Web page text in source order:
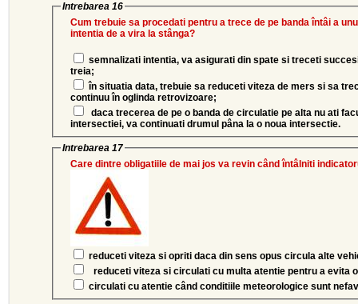
Intrebarea 16
Cum trebuie sa procedati pentru a trece de pe banda întâi a
intentia de a vira la stânga?
semnalizati intentia, va asigurati din spate si treceti
treia;
în situatia data, trebuie sa reduceti viteza de mers si sa
continuu în oglinda retrovizoare;
daca trecerea de pe o banda de circulatie pe alta nu ati
intersectiei, va continuati drumul pâna la o noua intersectie.
Intrebarea 17
Care dintre obligatiile de mai jos va revin când întâlniti
reduceti viteza si opriti daca din sens opus circula alte
reduceti viteza si circulati cu multa atentie pentru a evita
circulati cu atentie când conditiile meteorologice sunt